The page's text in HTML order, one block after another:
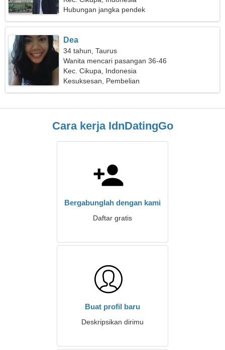
Hubungan jangka pendek
Dea
34 tahun, Taurus
Wanita mencari pasangan 36-46
Kec. Cikupa, Indonesia
Kesuksesan, Pembelian
Cara kerja IdnDatingGo
Bergabunglah dengan kami
Daftar gratis
Buat profil baru
Deskripsikan dirimu